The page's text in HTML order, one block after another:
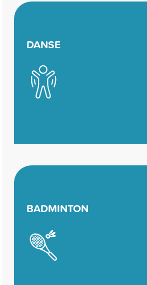
DANSE
BADMINTON